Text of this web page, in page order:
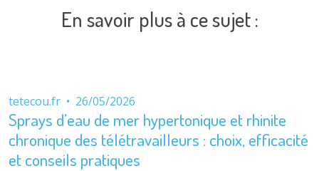
En savoir plus à ce sujet :
tetecou.fr • 26/05/2026
Sprays d’eau de mer hypertonique et rhinite
chronique des télétravailleurs : choix, efficacité
et conseils pratiques